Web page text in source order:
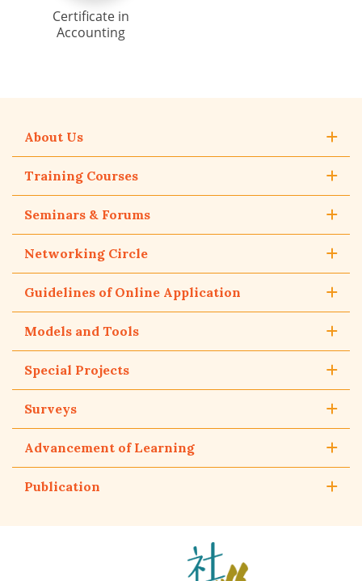
Certificate in
Accounting
About Us
Training Courses
Seminars & Forums
Networking Circle
Guidelines of Online Application
Models and Tools
Special Projects
Surveys
Advancement of Learning
Publication